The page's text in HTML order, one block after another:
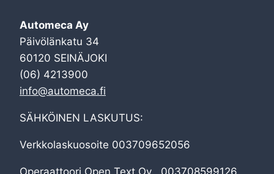
Automeca Ay
Päivölänkatu 34
60120 SEINÄJOKI
(06) 4213900
info@automeca.fi
SÄHKÖINEN LASKUTUS:
Verkkolaskuosoite 003709652056
Operaattoori Open Text Oy 003708599126